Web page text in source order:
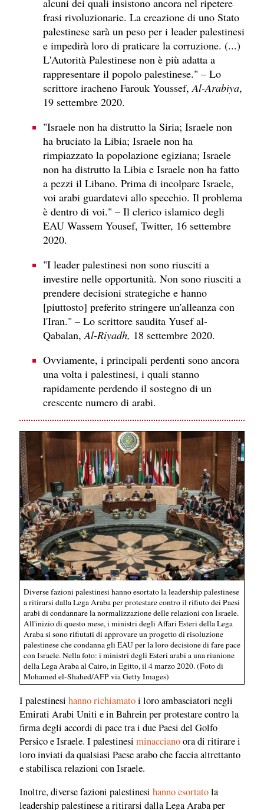
alcuni dei quali insistono ancora nel ripetere
frasi rivoluzionarie. La creazione di uno Stato
palestinese sarà un peso per i leader palestinesi
e impedirà loro di praticare la corruzione. (...)
L'Autorità Palestinese non è più adatta a
rappresentare il popolo palestinese." – Lo
scrittore iracheno Farouk Youssef,Al-Arabiya,
19 settembre 2020.
"Israele non ha distrutto la Siria; Israele non
ha bruciato la Libia; Israele non ha
rimpiazzato la popolazione egiziana; Israele
non ha distrutto la Libia e Israele non ha fatto
a pezzi il Libano. Prima di incolpare Israele,
voi arabi guardatevi allo specchio. Il problema
è dentro di voi." – Il clerico islamico degli
EAU Wassem Yousef, Twitter, 16 settembre
2020.
"I leader palestinesi non sono riusciti a
investire nelle opportunità. Non sono riusciti a
prendere decisioni strategiche e hanno
[piuttosto] preferito stringere un'alleanza con
l'Iran." – Lo scrittore saudita Yusef al-
Qabalan,Al-Riyadh, 18 settembre 2020.
Ovviamente, i principali perdenti sono ancora
una volta i palestinesi, i quali stanno
rapidamente perdendo il sostegno di un
crescente numero di arabi.
Diverse fazioni palestinesi hanno esortato la leadership palestinese
a ritirarsi dalla Lega Araba per protestare contro il rifiuto dei Paesi
arabi di condannare la normalizzazione delle relazioni con Israele.
All'inizio di questo mese, i ministri degli Affari Esteri della Lega
Araba si sono rifiutati di approvare un progetto di risoluzione
palestinese che condanna gli EAU per la loro decisione di fare pace
con Israele. Nella foto: i ministri degli Esteri arabi a una riunione
della Lega Araba al Cairo, in Egitto, il 4 marzo 2020. (Foto di
Mohamed el-Shahed/AFP via Getty Images)
I palestinesi hanno richiamatoi loro ambasciatori negli
Emirati Arabi Uniti e in Bahrein per protestare contro la
firma degli accordi di pace tra i due Paesi del Golfo
Persico e Israele. I palestinesi minaccianoora di ritirare i
loro inviati da qualsiasi Paese arabo che faccia altrettanto
e stabilisca relazioni con Israele.
Inoltre, diverse fazioni palestinesi hanno esortatola
leadership palestinese a ritirarsi dalla Lega Araba per